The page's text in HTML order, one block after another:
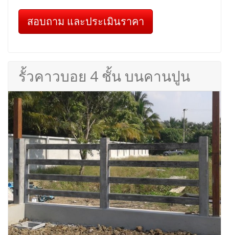
สอบถาม และประเมินราคา
รั้วคาวบอย 4 ชั้น บนคานปูน